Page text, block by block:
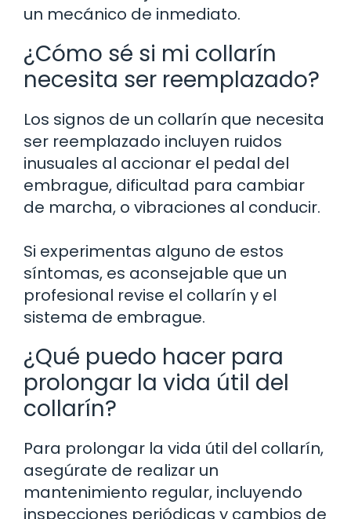
un mecánico de inmediato.
¿Cómo sé si mi collarín
necesita ser reemplazado?
Los signos de un collarín que necesita
ser reemplazado incluyen ruidos
inusuales al accionar el pedal del
embrague, dificultad para cambiar
de marcha, o vibraciones al conducir.
Si experimentas alguno de estos
síntomas, es aconsejable que un
profesional revise el collarín y el
sistema de embrague.
¿Qué puedo hacer para
prolongar la vida útil del
collarín?
Para prolongar la vida útil del collarín,
asegúrate de realizar un
mantenimiento regular, incluyendo
inspecciones periódicas y cambios de